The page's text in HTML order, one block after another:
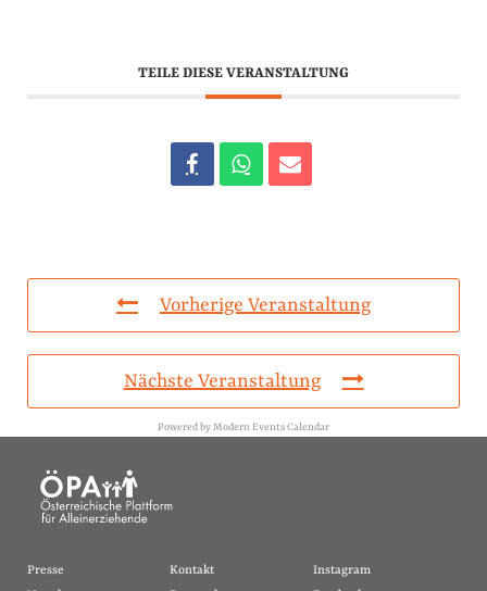
TEILE DIESE VERANSTALTUNG
Vorherige Veranstaltung
Nächste Veranstaltung
Powered byModern Events Calendar
Presse
Kontakt
Instagram